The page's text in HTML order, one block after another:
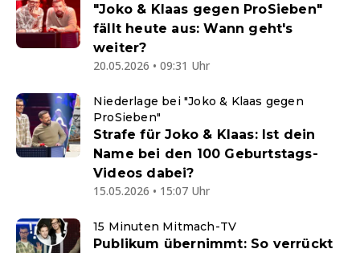
"Joko & Klaas gegen ProSieben"
fällt heute aus: Wann geht's
weiter?
20.05.2026 • 09:31 Uhr
Niederlage bei "Joko & Klaas gegen
ProSieben"
Strafe für Joko & Klaas: Ist dein
Name bei den 100 Geburtstags-
Videos dabei?
15.05.2026 • 15:07 Uhr
15 Minuten Mitmach-TV
Publikum übernimmt: So verrückt